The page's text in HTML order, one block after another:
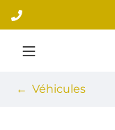
Aller
au
contenu
Véhicules